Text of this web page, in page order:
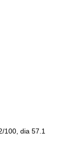
100, dia 57.1